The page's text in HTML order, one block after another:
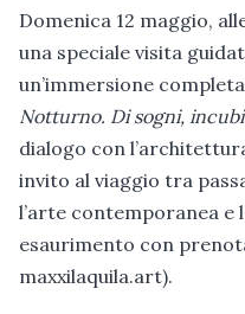
Domenica 12 maggio,
una speciale visita
un’immersione
Notturno. Di sogni,
dialogo con
invito al viaggio tra
l’arte contemporanea e
esaurimento con
maxxilaquila.art).